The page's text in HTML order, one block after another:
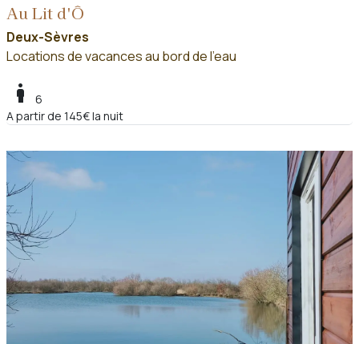
Au Lit d'Ô
Deux-Sèvres
Locations de vacances au bord de l'eau
boy
6
A partir de 145€ la nuit